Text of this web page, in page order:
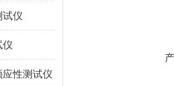
试仪
仪
性测试仪